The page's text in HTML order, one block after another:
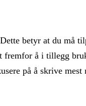
betyr at du må
å i tillegg
på å skrive